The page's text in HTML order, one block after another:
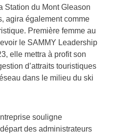
Station du Mont Gleason
agira également comme
Première femme au
le SAMMY Leadership
elle mettra à profit son
d’attraits touristiques
dans le milieu du ski
souligne
des administrateurs